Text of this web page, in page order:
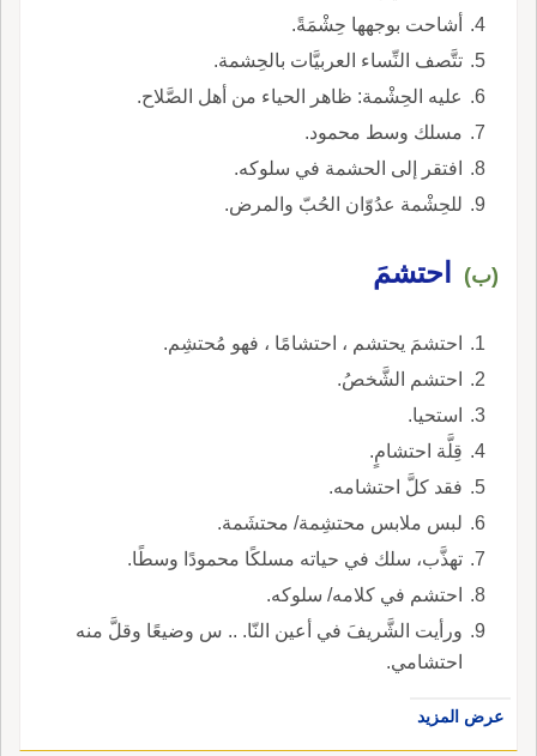
أشاحت بوجهها حِشْمَةً.
تتَّصف النِّساء العربيَّات بالحِشمة.
عليه الحِشْمة: ظاهر الحياء من أهل الصَّلاح.
مسلك وسط محمود.
افتقر إلى الحشمة في سلوكه.
للحِشْمة عدُوّان الحُبّ والمرض.
(ب) احتشمَ
احتشمَ يحتشم ، احتشامًا ، فهو مُحتشِم.
احتشم الشَّخصُ.
استحيا.
قِلَّة احتشامٍ.
فقد كلَّ احتشامه.
لبس ملابس محتشِمة/ محتشَمة.
تهذَّب، سلك في حياته مسلكًا محمودًا وسطًا.
احتشم في كلامه/ سلوكه.
ورأيت الشَّريفَ في أعين النّا. .. س وضيعًا وقلَّ منه
احتشامي.
عرض المزيد